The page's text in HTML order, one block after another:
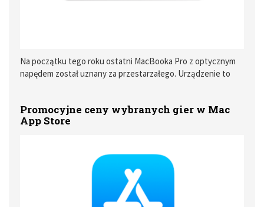
Na początku tego roku ostatni MacBooka Pro z optycznym
napędem został uznany za przestarzałego. Urządzenie to
Promocyjne ceny wybranych gier w Mac
App Store